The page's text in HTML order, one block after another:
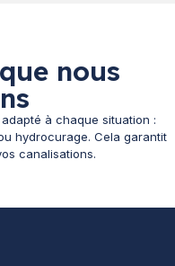
nous
à chaque situation :
hydrocurage. Cela garantit
canalisations.